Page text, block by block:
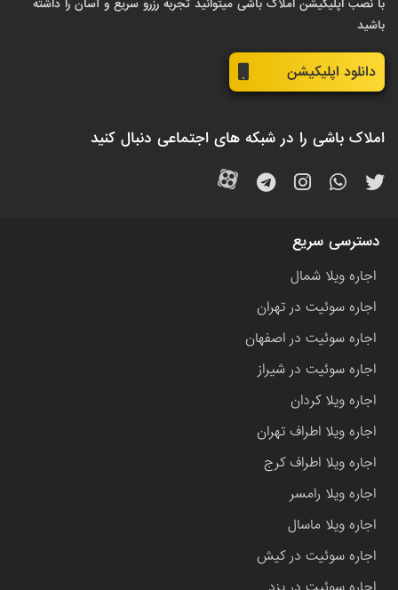
با نصب اپلیکیشن املاک باشی میتوانید تجربه رزرو سریع و آسان را داشته
باشید
دانلود اپلیکیشن
املاک باشی را در شبکه های اجتماعی دنبال کنید
دسترسی سریع
اجاره ویلا شمال
اجاره سوئیت در تهران
اجاره سوئیت در اصفهان
اجاره سوئیت در شیراز
اجاره ویلا کردان
اجاره ویلا اطراف تهران
اجاره ویلا اطراف کرج
اجاره ویلا رامسر
اجاره ویلا ماسال
اجاره سوئیت در کیش